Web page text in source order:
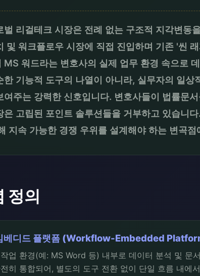
벌 리걸테크 시장은 전례 없는 구조적 지각변동
및 워크플로우 시장에 직접 진입하며 기존 '씬
MS 워드라는 변호사의 실제 업무 환경 속으로
한 기능적 도구의 나열이 아니라, 실무자의 일
여주는 강력한 신호입니다. 변호사들이 법률문
은 고립된 포인트 솔루션들을 거부하고 있습니
지속 가능한 경쟁 우위를 설계해야 하는 변곡점
정의
베디드 플랫폼 (Workflow-Embedded
업 환경(예: MS Word 등) 내부로 데이터 분석 및 문
히 통합되어, 별도의 도구 전환 없이 단일 흐름 내에